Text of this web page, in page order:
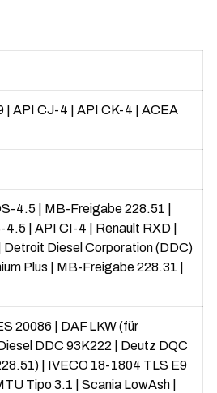
API CJ-4 API CK-4
ACEA
4.5 MB-Freigabe 228.51
4.5 API CI-4 Renault RXD
Detroit Diesel Corporation (DDC)
Plus MB-Freigabe 228.31
20086
DAF LKW (für
DDC 93K222
Deutz DQC
IVECO 18-1804 TLS E9
Tipo 3.1 Scania LowAsh